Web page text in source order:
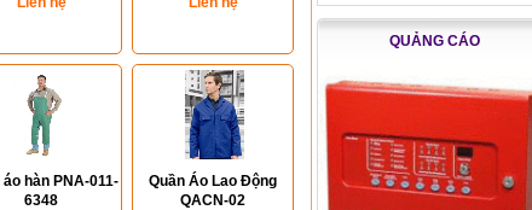
áo hàn PNA-011-
6348
Quần Áo Lao Động
QACN-02
QUẢNG CÁO